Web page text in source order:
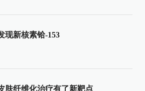
现新核素铪-153
肤纤维化治疗有了新靶点